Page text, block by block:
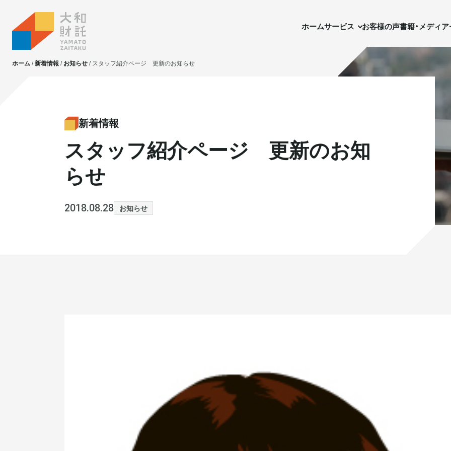
ホームサービス お客様の声書籍・メディア
不動産投資
賃貸管理
土地活用
実需用戸建・マンション
ホテル事業
大和財託独自の
不動産投資
賃貸管理
土地活用
実需用戸建・マンション
ホテル事業
ホーム サービス お客様の声書籍・メディアセ
ホーム 新着情報 お知らせ スタッフ紹介ページ 更新のお知らせ
新着情報
スタッフ紹介ページ 更新のお知
らせ
2018.08.28 お知らせ